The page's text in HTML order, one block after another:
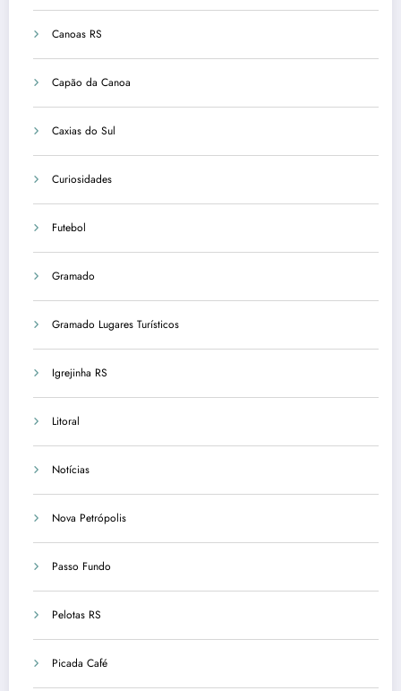
Canoas RS
Capão da Canoa
Caxias do Sul
Curiosidades
Futebol
Gramado
Gramado Lugares Turísticos
Igrejinha RS
Litoral
Notícias
Nova Petrópolis
Passo Fundo
Pelotas RS
Picada Café